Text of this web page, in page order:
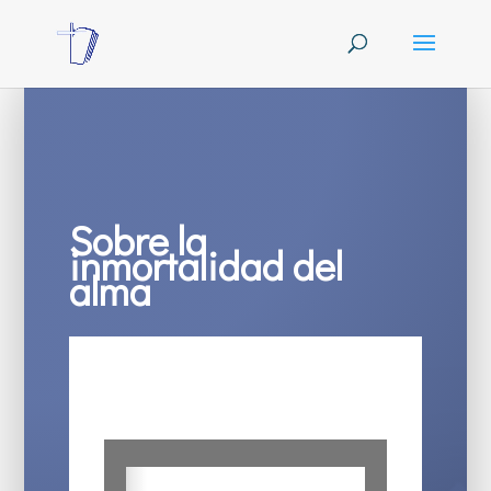
Sobre la
inmortalidad del
alma